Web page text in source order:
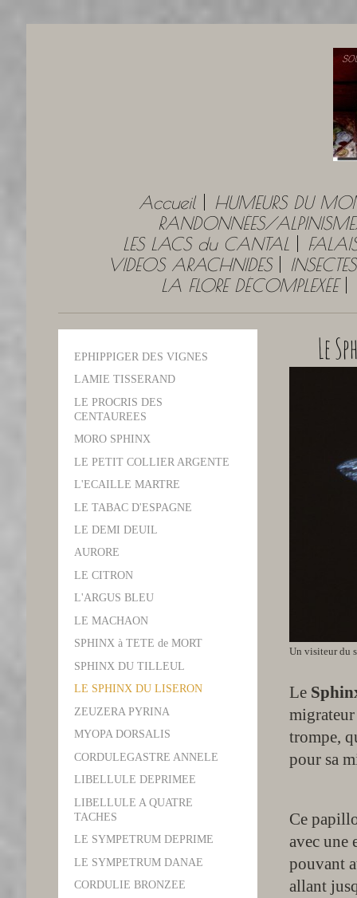
Accueil
HUMEURS DU
RANDONNÉES/
LES LACS du CANTAL
VIDEOS ARACHNIDES
INSECTES
LA FLORE DÉCOMPLEXÉE
Le
Un visiteur du
Le
trompe,
pour sa
Ce
avec une
pouvant
allant
EPHIPPIGER DES VIGNES
LAMIE TISSERAND
LE PROCRIS DES
CENTAUREES
MORO SPHINX
LE PETIT COLLIER ARGENTE
L'ECAILLE MARTRE
LE TABAC D'ESPAGNE
LE DEMI DEUIL
AURORE
LE CITRON
L'ARGUS BLEU
LE MACHAON
SPHINX à TETE de MORT
SPHINX DU TILLEUL
LE SPHINX DU LISERON
ZEUZERA PYRINA
MYOPA DORSALIS
CORDULEGASTRE ANNELE
LIBELLULE DEPRIMEE
LIBELLULE A QUATRE
TACHES
LE SYMPETRUM DEPRIME
LE SYMPETRUM DANAE
CORDULIE BRONZEE